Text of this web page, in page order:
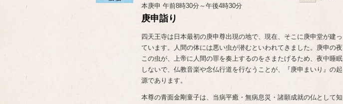
本庚申 午前8時30分～午後4時30分
庚申詣り
四天王寺は日本最初の庚申尊出現の地で、現在、そこに庚申堂が建っ
ています。人間の体には悪い虫が潜むといわれてきました。庚申の夜
この虫が、上帝に人間の罪を奏上するのをさまたげるため、夜中睡眠
しないで、仏教音楽や念仏行道を行なうことが、『庚申まいり』の起
源であります。
本尊の青面金剛童子は、当病平癒・無病息災・諸願成就の仏として知